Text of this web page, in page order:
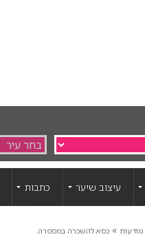
עיצוב שיער כתבות
מודעות » כסא להשכרה במספרה.